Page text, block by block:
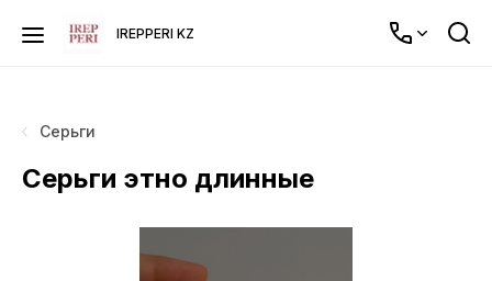
IREPPERI KZ
Серьги
Серьги этно длинные